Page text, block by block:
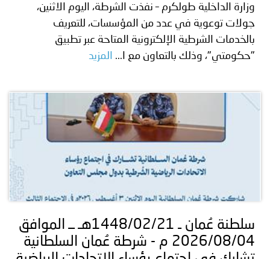
وزارة الداخلية طولكرم – نفذت الشرطة، اليوم الاثنين،
جولات توعوية في عدد من المؤسسات، للتعريف
بالخدمات الشرطية الإلكترونية المتاحة عبر تطبيق
"حكومتي"، وذلك بالتعاون مع ا...
المزيد
سلطنة عُمان ـ 1448/02/21هـ ــ الموافق
2026/08/04 م - شرطة عُمان السلطانية